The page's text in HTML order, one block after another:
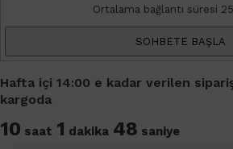
Ortalama bağlantı süresi
SOHBETE BAŞLA
Hafta içi 14:00 e kadar verilen
kargoda
10 saat 1 dakika 47 saniye